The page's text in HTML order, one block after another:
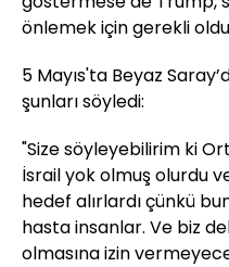
önlemek için gerekli
5 Mayıs'ta Beyaz
şunları söyledi:
"Size söyleyebilirim ki
İsrail yok olmuş olurdu
hedef alırlardı çünkü
hasta insanlar. Ve biz
olmasına izin